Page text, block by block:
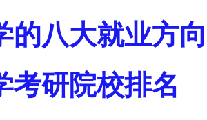
的八大就业方
考研院校排名